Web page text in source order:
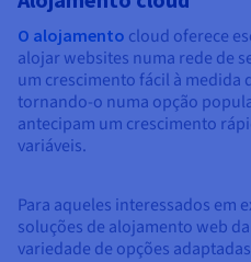
O alojamento cloud oferece
alojar websites numa rede de
um crescimento fácil à medida
tornando-o numa opção
antecipam um crescimento
variáveis.
Para aqueles interessados em
soluções de alojamento web
variedade de opções